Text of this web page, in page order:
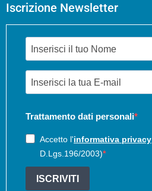
Iscrizione Newsletter
Trattamento dati personali
Accetto l'informativa privacy
D.Lgs.196/2003)
ISCRIVITI